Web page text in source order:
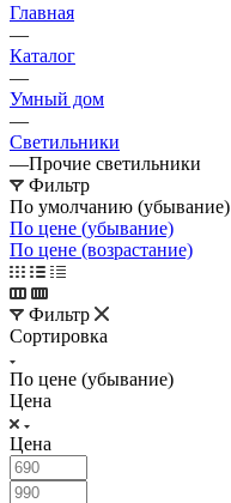
Главная
—
Каталог
—
Умный дом
—
Светильники
—Прочие светильники
Фильтр
По умолчанию (убывание)
По цене (убывание)
По цене (возрастание)
Фильтр
Сортировка
По цене (убывание)
Цена
Цена